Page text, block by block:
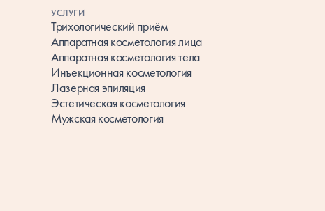
УСЛУГИ
Трихологический приём
Аппаратная косметология лица
Аппаратная косметология тела
Инъекционная косметология
Лазерная эпиляция
Эcтетическая косметология
Мужская косметология